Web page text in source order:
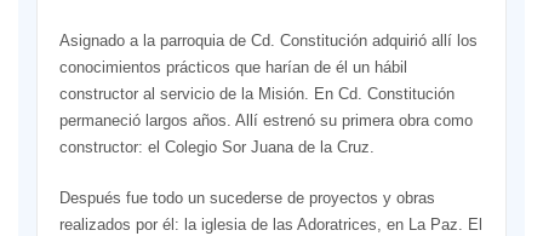
Asignado a la parroquia de Cd. Constitución adquirió allí los
conocimientos prácticos que harían de él un hábil
constructor al servicio de la Misión. En Cd. Constitución
permaneció largos años. Allí estrenó su primera obra como
constructor: el Colegio Sor Juana de la Cruz.
Después fue todo un sucederse de proyectos y obras
realizados por él: la iglesia de las Adoratrices, en La Paz. El